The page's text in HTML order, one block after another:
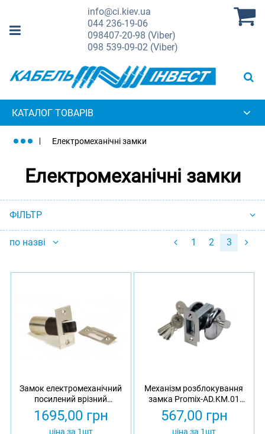
info@ci.kiev.ua
044236-19-06
098407-20-98 (Viber)
098 539-09-02 (Viber)
КАТАЛОГ ТОВАРІВ
Електромеханічні замки
Електромеханічні замки
ФІЛЬТР
по назві 1 2 3
Замок електромеханічний
посилений врізний
вуличного виконання
Promix-SM213.11
(ШЕРИФ-3В.У НЗ 24В)
1695,00 грн
ціна за 1шт
Механізм розблокування
замка Promix-AD.KM.01
(ШЕРИФ-3В.КЛ)
567,00грн
ціна за 1шт